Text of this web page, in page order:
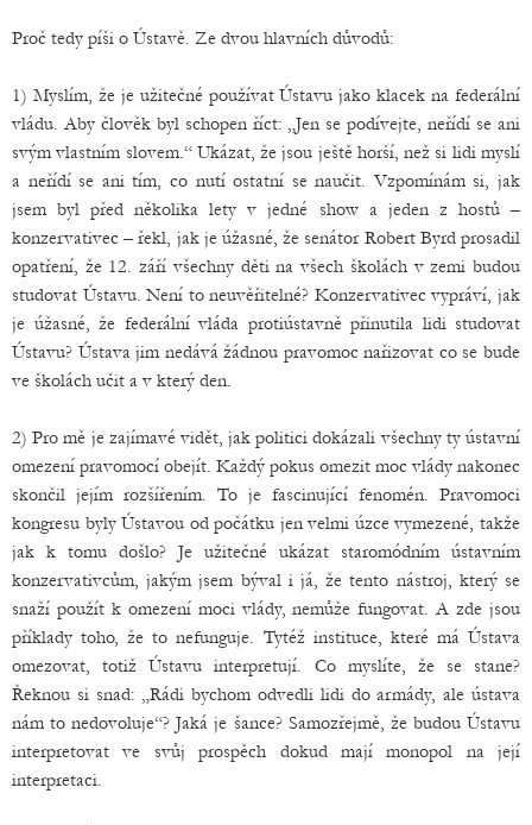
Proč tedy píši o Ústavě. Ze dvou hlavních důvodů:
1) Myslím, že je užitečné používat Ústavu jako klacek na federální
vládu. Aby člověk byl schopen říct: „Jen se podívejte, neřídí se ani
svým vlastním slovem.“ Ukázat, že jsou ještě horší, než si lidi myslí
a neřídí se ani tím, co nutí ostatní se naučit. Vzpomínám si, jak
jsem byl před několika lety v jedné show a jeden z hostů –
konzervativec – řekl, jak je úžasné, že senátor Robert Byrd prosadil
opatření, že 12. září všechny děti na všech školách v zemi budou
studovat Ústavu. Není to neuvěřitelné? Konzervativec vypráví, jak
je úžasné, že federální vláda protiústavně přinutila lidi studovat
Ústavu? Ústava jim nedává žádnou pravomoc nařizovat co se bude
ve školách učit a v který den.
2) Pro mě je zajímavé vidět, jak politici dokázali všechny ty ústavní
omezení pravomocí obejít. Každý pokus omezit moc vlády nakonec
skončil jejím rozšířením. To je fascinující fenomén. Pravomoci
kongresu byly Ústavou od počátku jen velmi úzce vymezené, takže
jak k tomu došlo? Je užitečné ukázat staromódním ústavním
konzervativcům, jakým jsem býval i já, že tento nástroj, který se
snaží použít k omezení moci vlády, nemůže fungovat. A zde jsou
příklady toho, že to nefunguje. Tytéž instituce, které má Ústava
omezovat, totiž Ústavu interpretují. Co myslíte, že se stane?
Řeknou si snad: „Rádi bychom odvedli lidi do armády, ale ústava
nám to nedovoluje“? Jaká je šance? Samozřejmě, že budou Ústavu
interpretovat ve svůj prospěch dokud mají monopol na její
interpretaci.